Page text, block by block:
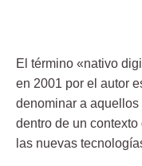
El término «nativo
en 2001 por el autor
denominar a
dentro de un
las nuevas